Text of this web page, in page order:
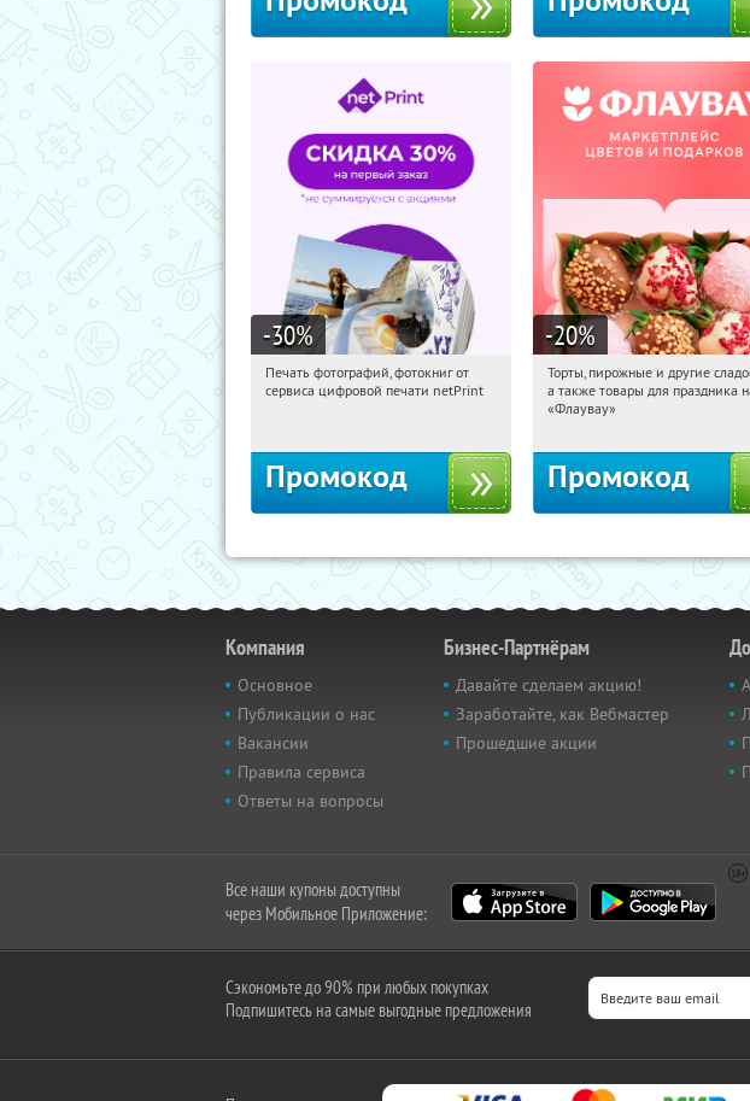
-30%
13:19:20 Получили:
Печать фотографий, фотокниг от
сервиса цифровой печати netPrint
Промокод
-20%
13:19:20
Россия
Торты, пирожные и другие
а также товары для праздника
«Флаувау»
Промокод
Компания
Основное
Публикации о нас
Вакансии
Правила сервиса
Ответы на вопросы
Бизнес-Партнёрам
Давайте сделаем акцию!
Заработайте, как Вебмастер
Прошедшие акции
Все наши купоны доступны
через Мобильное Приложение:
Сэкономьте до 90% при любых покупках
Подпишитесь на самые выгодные предложения